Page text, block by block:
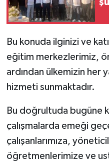
Bu konuda ilginizi ve
eğitim merkezlerimiz,
ardından ülkemizin her
hizmeti sunmaktadır.
Bu doğrultuda bugüne
çalışmalarda emeği
çalışanlarımıza,
öğretmenlerimize ve